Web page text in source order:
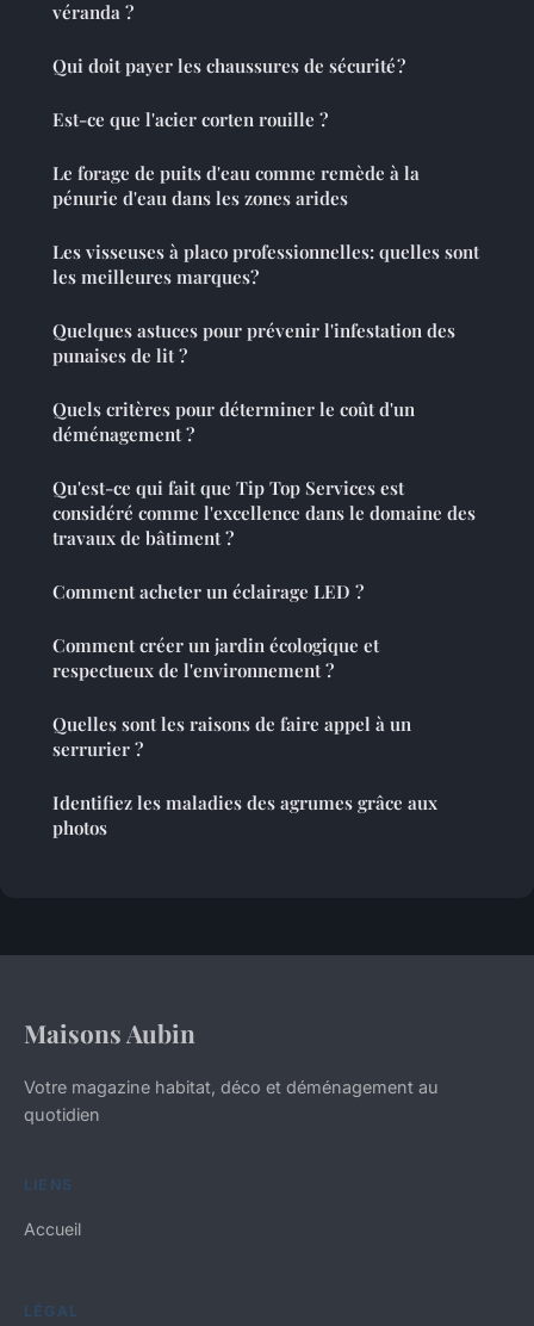
véranda ?
Qui doit payer les chaussures de sécurité ?
Est-ce que l'acier corten rouille ?
Le forage de puits d'eau comme remède à la
pénurie d'eau dans les zones arides
Les visseuses à placo professionnelles: quelles sont
les meilleures marques?
Quelques astuces pour prévenir l'infestation des
punaises de lit ?
Quels critères pour déterminer le coût d'un
déménagement ?
Qu'est-ce qui fait que Tip Top Services est
considéré comme l'excellence dans le domaine des
travaux de bâtiment ?
Comment acheter un éclairage LED ?
Comment créer un jardin écologique et
respectueux de l'environnement ?
Quelles sont les raisons de faire appel à un
serrurier ?
Identifiez les maladies des agrumes grâce aux
photos
Maisons Aubin
Votre magazine habitat, déco et déménagement au
quotidien
LIENS
Accueil
LÉGAL